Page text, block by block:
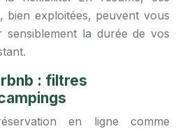
bien exploitées, peuvent vous
sensiblement la durée de vos
: filtres
en ligne comme